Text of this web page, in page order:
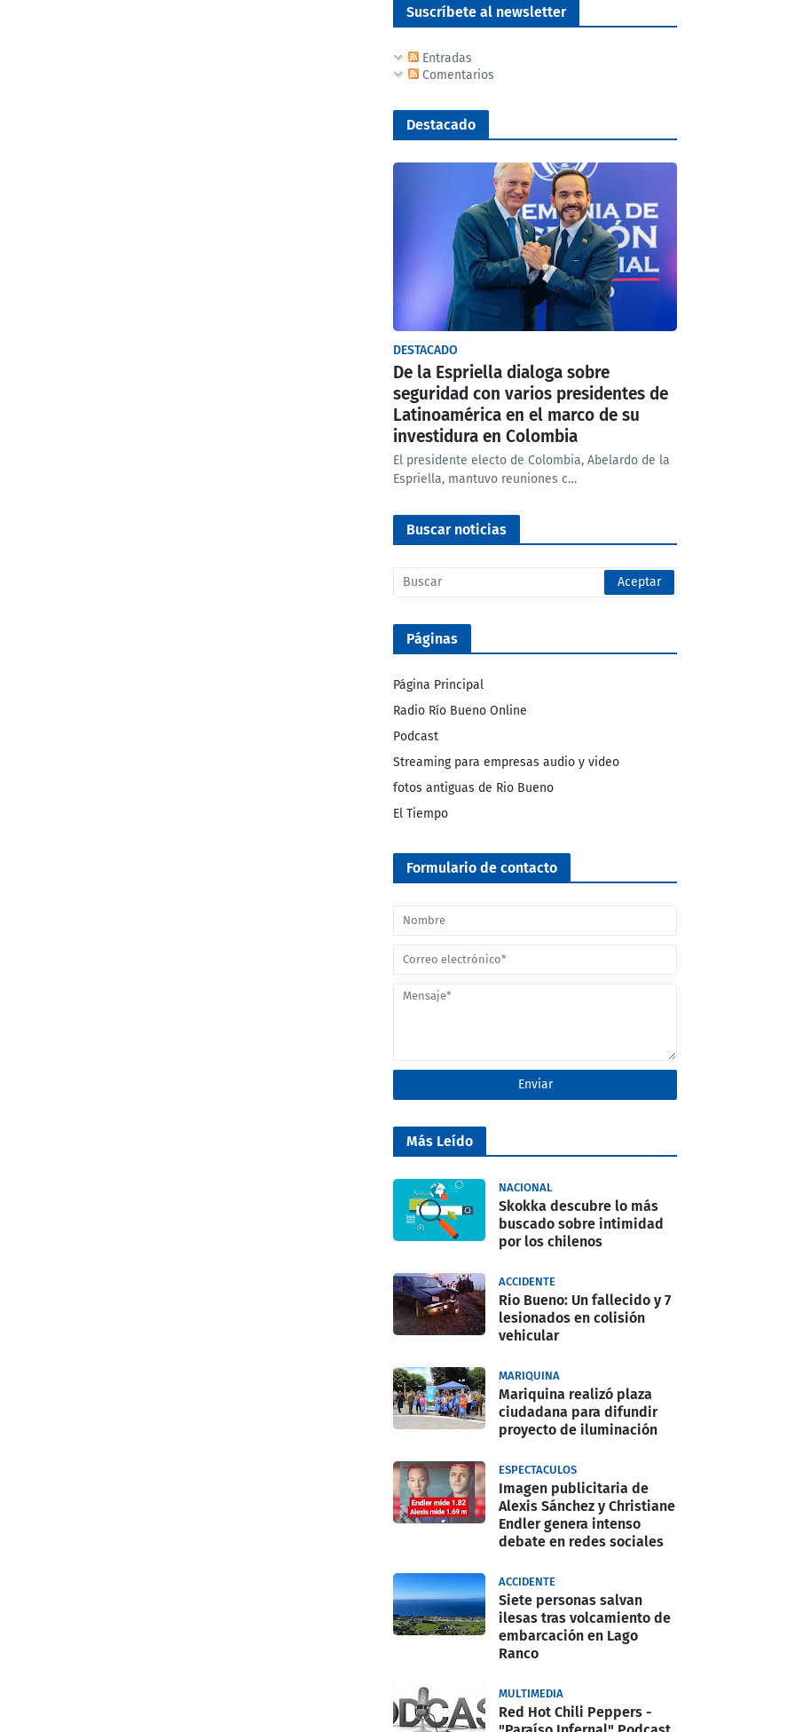
Suscríbete al newsletter
Entradas
Comentarios
Destacado
DESTACADO
De la Espriella dialoga sobre
seguridad con varios presidentes de
Latinoamérica en el marco de su
investidura en Colombia
El presidente electo de Colombia, Abelardo de la
Espriella, mantuvo reuniones c…
Buscar noticias
Páginas
Página Principal
Radio Río Bueno Online
Podcast
Streaming para empresas audio y video
fotos antiguas de Rio Bueno
El Tiempo
Formulario de contacto
Más Leído
NACIONAL
Skokka descubre lo más
buscado sobre intimidad
por los chilenos
ACCIDENTE
Rio Bueno: Un fallecido y 7
lesionados en colisión
vehicular
MARIQUINA
Mariquina realizó plaza
ciudadana para difundir
proyecto de iluminación
ESPECTACULOS
Imagen publicitaria de
Alexis Sánchez y Christiane
Endler genera intenso
debate en redes sociales
ACCIDENTE
Siete personas salvan
ilesas tras volcamiento de
embarcación en Lago
Ranco
MULTIMEDIA
Red Hot Chili Peppers -